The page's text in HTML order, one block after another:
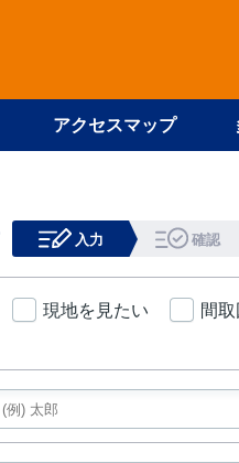
アクセスマップ
入力 確認
現地を見たい
間